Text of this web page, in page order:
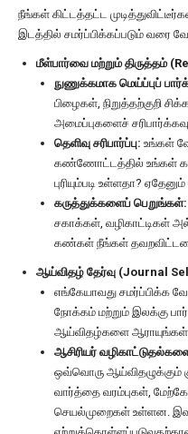
நீங்கள் கிட்டத்தட்ட
இடத்தில் சமர்ப்பிக்கப்படும் வரை
மீள்பார்வை மற்றும் திருத்தம்
நுணுக்கமாக மெய்ப்புப்
பிழைகள், நிறுத்தற்குறி
அமைப்புகளைச்
தெளிவு சரிபார்ப்பு: உங்கள்
கண்ணோட்டத்தில் உங்கள்
புரியும்படி உள்ளதா?
கருத்துக்களைப் பெறுங்கள்:
சகாக்கள், வழிகாட்டிகள்
கண்கள் நீங்கள்
ஆய்விதழ் தேர்வு (Journal
எங்கேயாவது சமர்ப்பிக்க
நோக்கம் மற்றும் இலக்கு
ஆய்விதழ்களை
ஆசிரியர்
ஒவ்வொரு ஆய்விதழுக்கும்
வார்த்தை வரம்புகள்,
செயல்முறைகள் உள்ளன.